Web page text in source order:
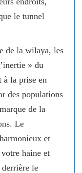
le tunnel
de la wilaya, les
» du
à la prise en
des populations
de la
Le
et
haine et
le